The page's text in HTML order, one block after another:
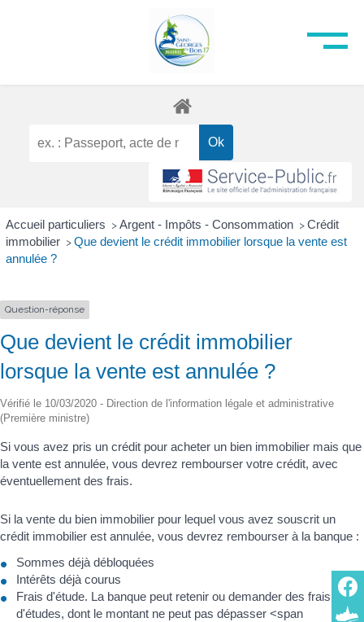
Accueil particuliers > Argent - Impôts - Consommation > Crédit
immobilier > Que devient le crédit immobilier lorsque la vente est
annulée ?
Question-réponse
Que devient le crédit immobilier
lorsque la vente est annulée ?
Vérifié le 10/03/2020 - Direction de l'information légale et administrative
(Première ministre)
Si vous avez pris un crédit pour acheter un bien immobilier mais que
la vente est annulée, vous devrez rembourser votre crédit, avec
éventuellement des frais.
Si la vente du bien immobilier pour lequel vous avez souscrit un
crédit immobilier est annulée, vous devrez rembourser à la banque :
Sommes déjà débloquées
Intérêts déjà courus
Frais d'étude. La banque peut retenir ou demander des frais
d'études, dont le montant ne peut pas dépasser <span